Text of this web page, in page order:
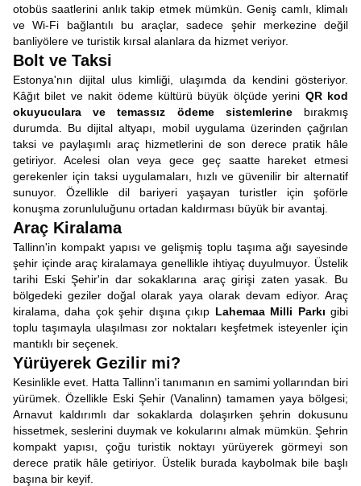
otobüs saatlerini anlık takip etmek mümkün. Geniş camlı, klimalı
ve Wi-Fi bağlantılı bu araçlar, sadece şehir merkezine değil
banliyölere ve turistik kırsal alanlara da hizmet veriyor.
Bolt ve Taksi
Estonya'nın dijital ulus kimliği, ulaşımda da kendini gösteriyor.
Kâğıt bilet ve nakit ödeme kültürü büyük ölçüde yerini QR kod
okuyuculara ve temassız ödeme sistemlerinebırakmış
durumda. Bu dijital altyapı, mobil uygulama üzerinden çağrılan
taksi ve paylaşımlı araç hizmetlerini de son derece pratik hâle
getiriyor. Acelesi olan veya gece geç saatte hareket etmesi
gerekenler için taksi uygulamaları, hızlı ve güvenilir bir alternatif
sunuyor. Özellikle dil bariyeri yaşayan turistler için şoförle
konuşma zorunluluğunu ortadan kaldırması büyük bir avantaj.
Araç Kiralama
Tallinn'in kompakt yapısı ve gelişmiş toplu taşıma ağı sayesinde
şehir içinde araç kiralamaya genellikle ihtiyaç duyulmuyor. Üstelik
tarihi Eski Şehir'in dar sokaklarına araç girişi zaten yasak. Bu
bölgedeki geziler doğal olarak yaya olarak devam ediyor. Araç
kiralama, daha çok şehir dışına çıkıp Lahemaa Milli Parkı gibi
toplu taşımayla ulaşılması zor noktaları keşfetmek isteyenler için
mantıklı bir seçenek.
Yürüyerek Gezilir mi?
Kesinlikle evet. Hatta Tallinn'i tanımanın en samimi yollarından biri
yürümek. Özellikle Eski Şehir (Vanalinn) tamamen yaya bölgesi;
Arnavut kaldırımlı dar sokaklarda dolaşırken şehrin dokusunu
hissetmek, seslerini duymak ve kokularını almak mümkün. Şehrin
kompakt yapısı, çoğu turistik noktayı yürüyerek görmeyi son
derece pratik hâle getiriyor. Üstelik burada kaybolmak bile başlı
başına bir keyif.